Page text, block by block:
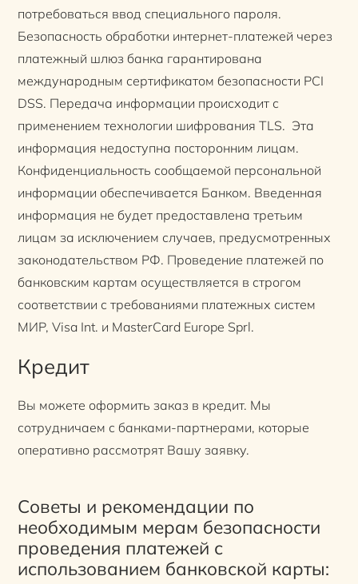
потребоваться ввод специального пароля.
Безопасность обработки интернет-платежей через
платежный шлюз банка гарантирована
международным сертификатом безопасности PCI
DSS. Передача информации происходит с
применением технологии шифрования TLS. Эта
информация недоступна посторонним лицам.
Конфиденциальность сообщаемой персональной
информации обеспечивается Банком. Введенная
информация не будет предоставлена третьим
лицам за исключением случаев, предусмотренных
законодательством РФ. Проведение платежей по
банковским картам осуществляется в строгом
соответствии с требованиями платежных систем
МИР, Visa Int. и MasterCard Europe Sprl.
Кредит
Вы можете оформить заказ в кредит. Мы
сотрудничаем с банками-партнерами, которые
оперативно рассмотрят Вашу заявку.
Советы и рекомендации по
необходимым мерам безопасности
проведения платежей с
использованием банковской карты: